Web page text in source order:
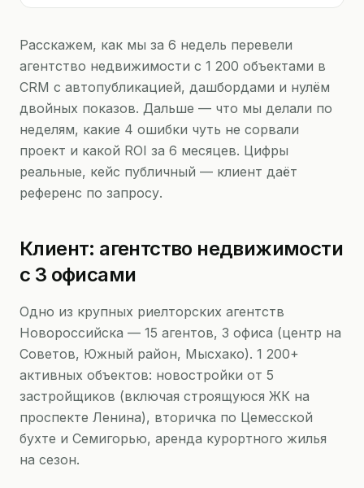
Расскажем, как мы за 6 недель перевели
агентство недвижимости с 1 200 объектами в
CRM с автопубликацией, дашбордами и нулём
двойных показов. Дальше — что мы делали по
неделям, какие 4 ошибки чуть не сорвали
проект и какой ROI за 6 месяцев. Цифры
реальные, кейс публичный — клиент даёт
референс по запросу.
Клиент: агентство недвижимости
с 3 офисами
Одно из крупных риелторских агентств
Новороссийска — 15 агентов, 3 офиса (центр на
Советов, Южный район, Мысхако). 1 200+
активных объектов: новостройки от 5
застройщиков (включая строящуюся ЖК на
проспекте Ленина), вторичка по Цемесской
бухте и Семигорью, аренда курортного жилья
на сезон.